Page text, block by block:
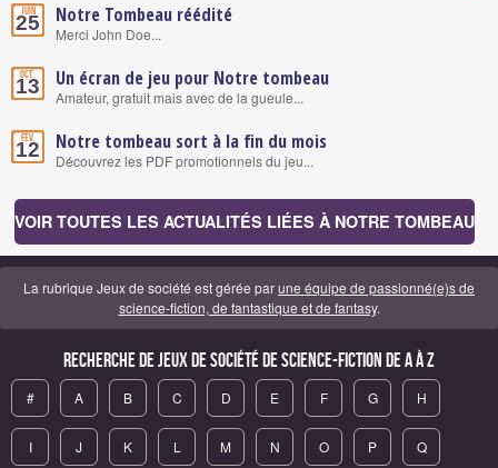
Juin
25 Notre Tombeau réédité
Merci John Doe...
Oct.
13 Un écran de jeu pour Notre tombeau
Amateur, gratuit mais avec de la gueule...
Fév.
12 Notre tombeau sort à la fin du mois
Découvrez les PDF promotionnels du jeu...
VOIR TOUTES LES ACTUALITÉS LIÉES À NOTRE TOMBEAU
La rubrique Jeux de société est gérée parune équipe de passionné(e)s de
science-fiction, de fantastique et de fantasy.
Recherche de Jeux de société de science-fiction de A à Z
# A B C D E F G H
I J K L M N O P Q